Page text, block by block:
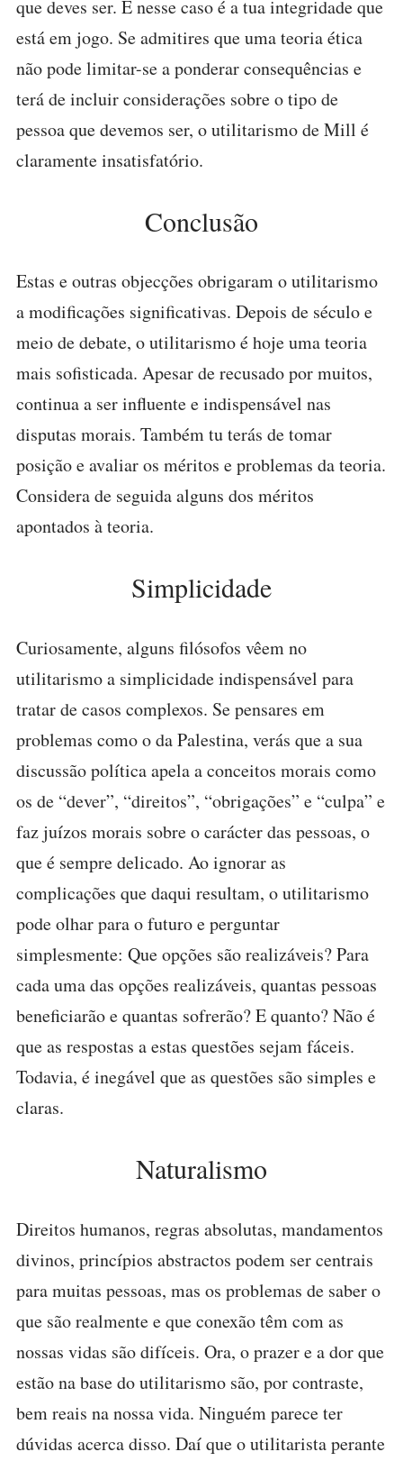
que deves ser. E nesse caso é a tua integridade que
está em jogo. Se admitires que uma teoria ética
não pode limitar-se a ponderar consequências e
terá de incluir considerações sobre o tipo de
pessoa que devemos ser, o utilitarismo de Mill é
claramente insatisfatório.
Conclusão
Estas e outras objecções obrigaram o utilitarismo
a modificações significativas. Depois de século e
meio de debate, o utilitarismo é hoje uma teoria
mais sofisticada. Apesar de recusado por muitos,
continua a ser influente e indispensável nas
disputas morais. Também tu terás de tomar
posição e avaliar os méritos e problemas da teoria.
Considera de seguida alguns dos méritos
apontados à teoria.
Simplicidade
Curiosamente, alguns filósofos vêem no
utilitarismo a simplicidade indispensável para
tratar de casos complexos. Se pensares em
problemas como o da Palestina, verás que a sua
discussão política apela a conceitos morais como
os de “dever”, “direitos”, “obrigações” e “culpa” e
faz juízos morais sobre o carácter das pessoas, o
que é sempre delicado. Ao ignorar as
complicações que daqui resultam, o utilitarismo
pode olhar para o futuro e perguntar
simplesmente: Que opções são realizáveis? Para
cada uma das opções realizáveis, quantas pessoas
beneficiarão e quantas sofrerão? E quanto? Não é
que as respostas a estas questões sejam fáceis.
Todavia, é inegável que as questões são simples e
claras.
Naturalismo
Direitos humanos, regras absolutas, mandamentos
divinos, princípios abstractos podem ser centrais
para muitas pessoas, mas os problemas de saber o
que são realmente e que conexão têm com as
nossas vidas são difíceis. Ora, o prazer e a dor que
estão na base do utilitarismo são, por contraste,
bem reais na nossa vida. Ninguém parece ter
dúvidas acerca disso. Daí que o utilitarista perante